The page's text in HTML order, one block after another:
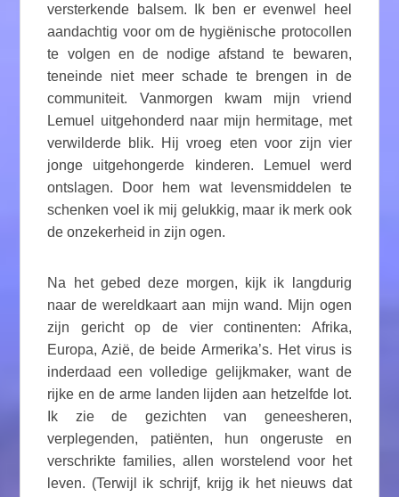
versterkende balsem. Ik ben er evenwel heel
aandachtig voor om de hygiënische protocollen
te volgen en de nodige afstand te bewaren,
teneinde niet meer schade te brengen in de
communiteit. Vanmorgen kwam mijn vriend
Lemuel uitgehonderd naar mijn hermitage, met
verwilderde blik. Hij vroeg eten voor zijn vier
jonge uitgehongerde kinderen. Lemuel werd
ontslagen. Door hem wat levensmiddelen te
schenken voel ik mij gelukkig, maar ik merk ook
de onzekerheid in zijn ogen.
Na het gebed deze morgen, kijk ik langdurig
naar de wereldkaart aan mijn wand. Mijn ogen
zijn gericht op de vier continenten: Afrika,
Europa, Azië, de beide Armerika’s. Het virus is
inderdaad een volledige gelijkmaker, want de
rijke en de arme landen lijden aan hetzelfde lot.
Ik zie de gezichten van geneesheren,
verplegenden, patiënten, hun ongeruste en
verschrikte families, allen worstelend voor het
leven. (Terwijl ik schrijf, krijg ik het nieuws dat